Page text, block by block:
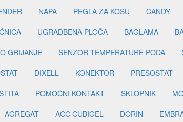
NAPA PEGLA ZA KOSU CANDY
UGRADBENA PLOČA BAGLAMA
GRIJANJE SENZOR TEMPERATURE PODA
DIXELL KONEKTOR PRESOSTAT
POMOĆNI KONTAKT SKLOPNIK
AGREGAT ACC CUBIGEL DORIN